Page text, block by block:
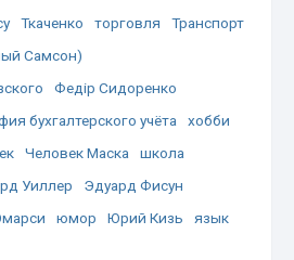
Ткаченко торговля
Транспорт
Самсон)
Федір Сидоренко
бухгалтерского учёта
хобби
Человек Маска
школа
Уиллер
Эдуард Фисун
юмор Юрий Кизь
язык